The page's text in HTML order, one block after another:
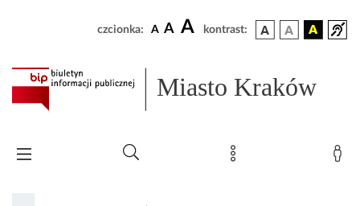
czcionka: A A A kontrast:
Miasto Kraków